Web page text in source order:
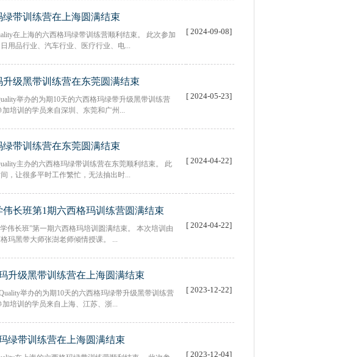
绿带训练营在上海圆满结束
在上海的六西格玛绿带训练营顺利结束。 此次参加
用品行业、汽车行业、医疗行业、电...
[ 2024-09-08]
升级黑带训练营在东莞圆满结束
举办的为期10天的六西格玛绿带升级黑带训练营
培训的学员来自深圳、东莞和广州...
[ 2024-05-23]
绿带训练营在东莞圆满结束
主办的六西格玛绿带训练营在东莞顺利结束。 此
，让很多平时工作繁忙，无法抽出时...
[ 2024-04-22]
伟长班第1期六西格玛训练营圆满结束
伟长班”第一期六西格玛培训圆满结束。 本次培训由
玛黑带大师张澍老师倾情授课。 ...
[ 2024-04-22]
升级黑带训练营在上海圆满结束
举办的为期10天的六西格玛绿带升级黑带训练营
培训的学员来自上海、江苏、浙...
[ 2023-12-22]
绿带训练营在上海圆满结束
[ 2023-12-04]